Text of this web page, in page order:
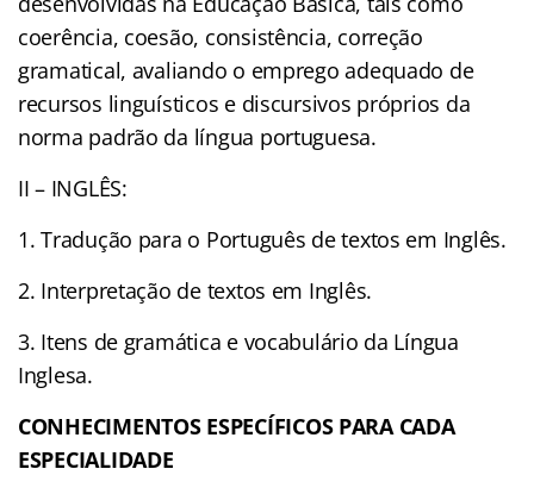
coerência, coesão, consistência, correção
gramatical, avaliando o emprego adequado de
recursos linguísticos e discursivos próprios da
norma padrão da língua portuguesa.
II – INGLÊS:
1. Tradução para o Português de textos em Inglês.
2. Interpretação de textos em Inglês.
3. Itens de gramática e vocabulário da Língua
Inglesa.
CONHECIMENTOS ESPECÍFICOS PARA CADA
ESPECIALIDADE